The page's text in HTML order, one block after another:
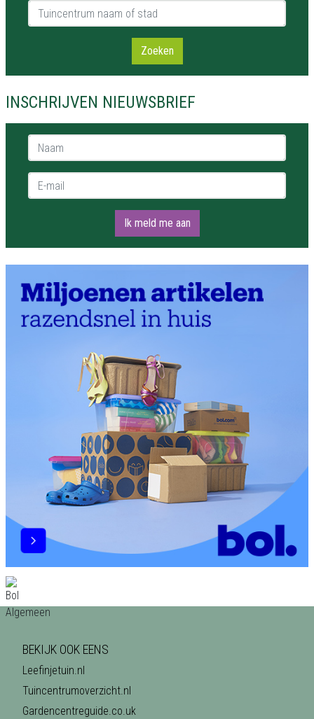
Tuincentrum naam of stad
Zoeken
INSCHRIJVEN NIEUWSBRIEF
Naam *
E-mail *
Ik meld me aan
BEKIJK OOK EENS
Leefinjetuin.nl
Tuincentrumoverzicht.nl
Gardencentreguide.co.uk